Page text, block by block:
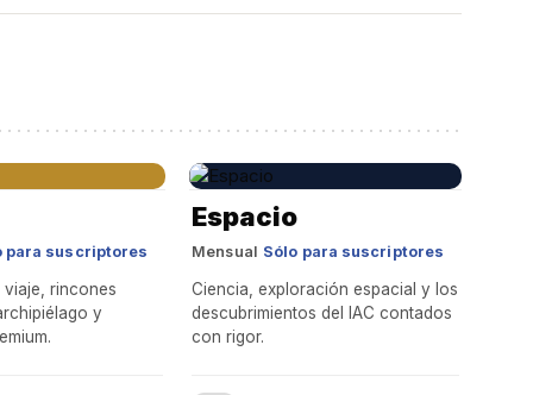
para suscriptores
viaje, rincones
y
Espacio
Mensual Sólo para suscriptores
Ciencia, exploración espacial y los
descubrimientos del IAC contados
con rigor.